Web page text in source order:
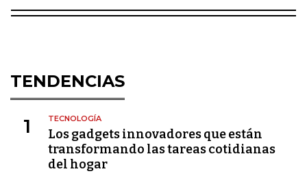
TENDENCIAS
1 TECNOLOGÍA
Los gadgets innovadores que están
transformando las tareas cotidianas
del hogar